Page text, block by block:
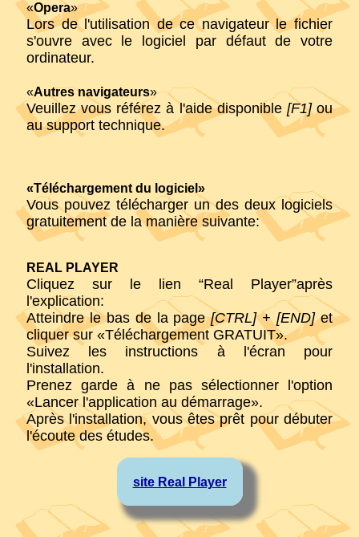
«Opera»
Lors de l'utilisation de ce navigateur le fichier
s'ouvre avec le logiciel par défaut de votre
ordinateur.
«Autres navigateurs»
Veuillez vous référez à l'aide disponible [F1]ou
au support technique.
«Téléchargement du logiciel»
Vous pouvez télécharger un des deux logiciels
gratuitement de la manière suivante:
REAL PLAYER
Cliquez sur le lien “Real Player”après
l'explication:
Atteindre le bas de la page[CTRL] + [END]et
cliquer sur «Téléchargement GRATUIT».
Suivez les instructions à l'écran pour
l'installation.
Prenez garde à ne pas sélectionner l'option
«Lancer l'application au démarrage».
Après l'installation, vous êtes prêt pour débuter
l'écoute des études.
site Real Player